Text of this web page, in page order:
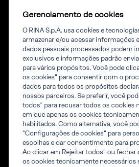
infraestrutura
Ferramentas
Regras RINA
Acreditações
Inspeção acreditada de
Projetos de Engenharia e
Obras de infraestrutura
Igualdade salarial
Certificates list
Certification Member
Area
Marine Member Area
Aviso
Gerenciamento de cookies
O RINA S.p.A. usa cookies e
armazenar e/ou acessar informações
dados pessoais processados ​​podem
exclusivos e informações padrão
para vários propósitos. Você pode
os cookies" para consentir com o
dados para todos os propósitos
nossos parceiros. Se preferir, você
todos" para recusar todos os cookies
em que apenas os cookies
habilitados. Como alternativa, você
"Configurações de cookies" para
escolhas e dar consentimento para
Ao clicar em Rejeitar todos" ou fechar
os cookies tecnicamente necessários